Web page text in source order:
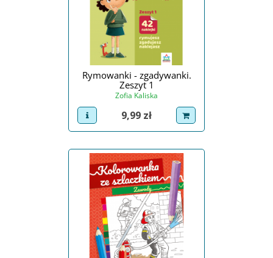
Rymowanki - zgadywanki.
Zeszyt 1
Zofia Kaliska
view product
Cena
9,99 zł dodaj do koszyka